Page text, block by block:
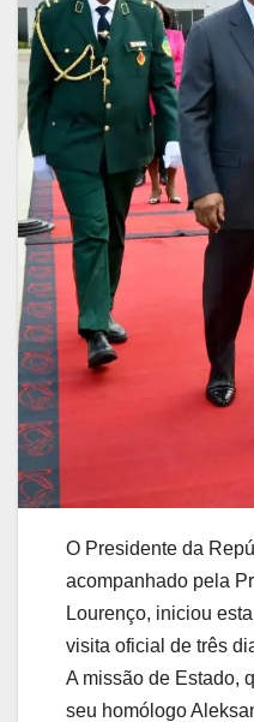
O Presidente da
acompanhado pela
Lourenço, iniciou
visita oficial de três
A missão de Estado,
seu homólogo